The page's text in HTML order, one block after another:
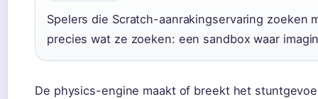
Spelers die Scratch-aanrakingservaring zoeken
precies wat ze zoeken: een sandbox waar
De physics-engine maakt of breekt het